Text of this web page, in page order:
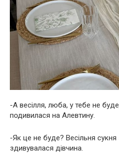
-А весілля, люба, у тебе не
подивилася на Алевтину.
-Як це не буде? Весільня
здивувалася дівчина.